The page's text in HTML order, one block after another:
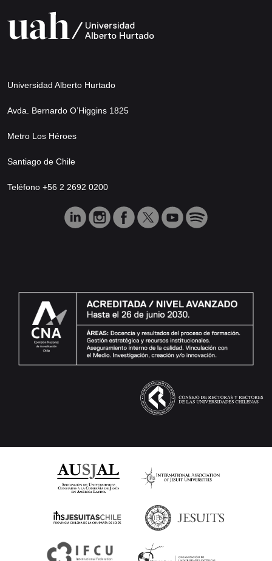
Universidad Alberto Hurtado
Avda. Bernardo O’Higgins 1825
Metro Los Héroes
Santiago de Chile
Teléfono +56 2 2692 0200